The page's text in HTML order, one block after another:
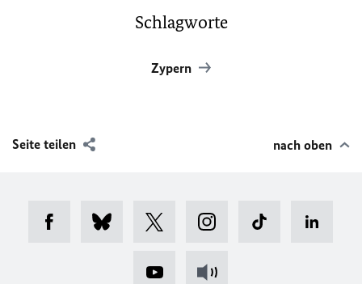
Schlagworte
Zypern
Seite teilen nach oben